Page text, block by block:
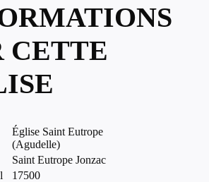
CETTE
Église Saint Eutrope
(Agudelle)
Saint Eutrope Jonzac
17500